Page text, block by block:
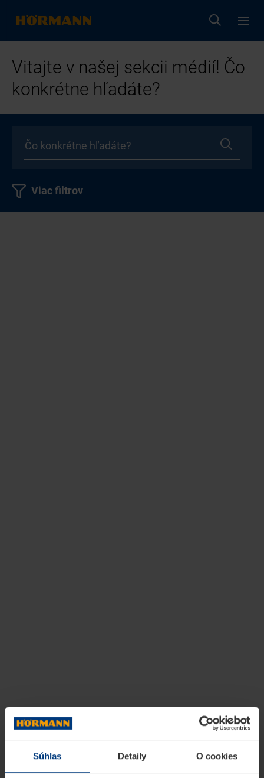
Súhlas Detaily O cookies
Vitajte v našej sekcii médií! Čo
konkrétne hľadáte?
Viac filtrov